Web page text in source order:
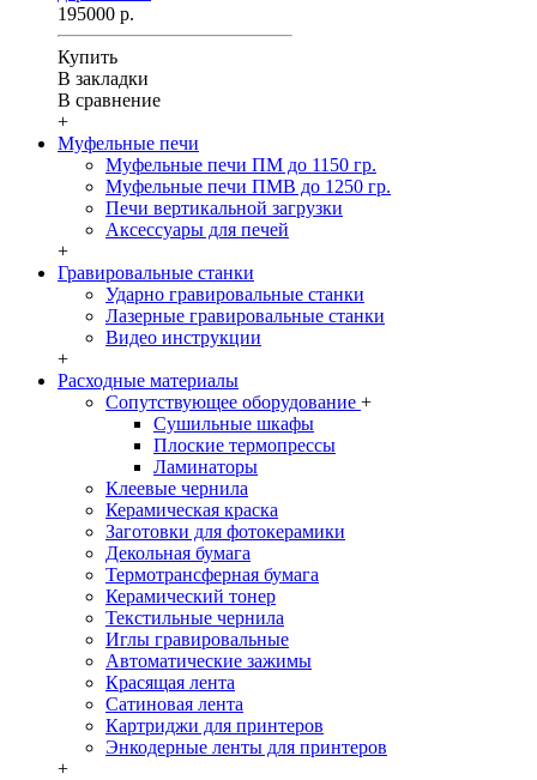
195000 р.
Купить
В закладки
В сравнение
+
Муфельные печи
Муфельные печи ПМ до 1150 гр.
Муфельные печи ПМВ до 1250 гр.
Печи вертикальной загрузки
Аксессуары для печей
+
Гравировальные станки
Ударно гравировальные станки
Лазерные гравировальные станки
Видео инструкции
+
Расходные материалы
Сопутствующее оборудование +
Сушильные шкафы
Плоские термопрессы
Ламинаторы
Клеевые чернила
Керамическая краска
Заготовки для фотокерамики
Декольная бумага
Термотрансферная бумага
Керамический тонер
Текстильные чернила
Иглы гравировальные
Автоматические зажимы
Красящая лента
Сатиновая лента
Картриджи для принтеров
Энкодерные ленты для принтеров
+